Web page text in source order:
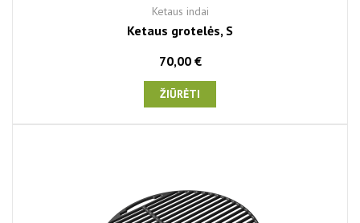
Ketaus indai
Ketaus grotelės, S
70,00 €
ŽIŪRĖTI